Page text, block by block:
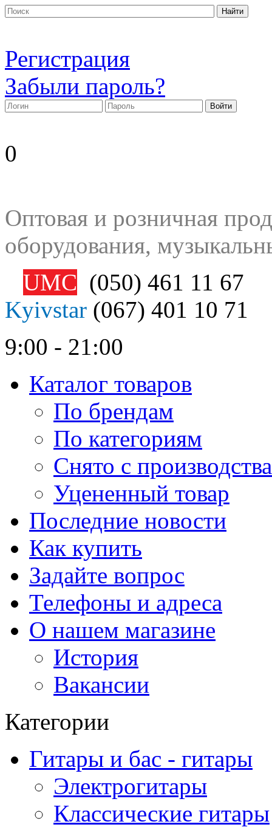
Регистрация
Забыли пароль?
0
Оптовая и розничная
оборудования,
UMC (050) 461 11 67
Kyivstar (067) 401 10 71
9:00 - 21:00
Каталог товаров
По брендам
По категориям
Снято с производства
Уцененный товар
Последние новости
Как купить
Задайте вопрос
Телефоны и адреса
О нашем магазине
История
Вакансии
Категории
Гитары и бас - гитары
Электрогитары
Классические гитары